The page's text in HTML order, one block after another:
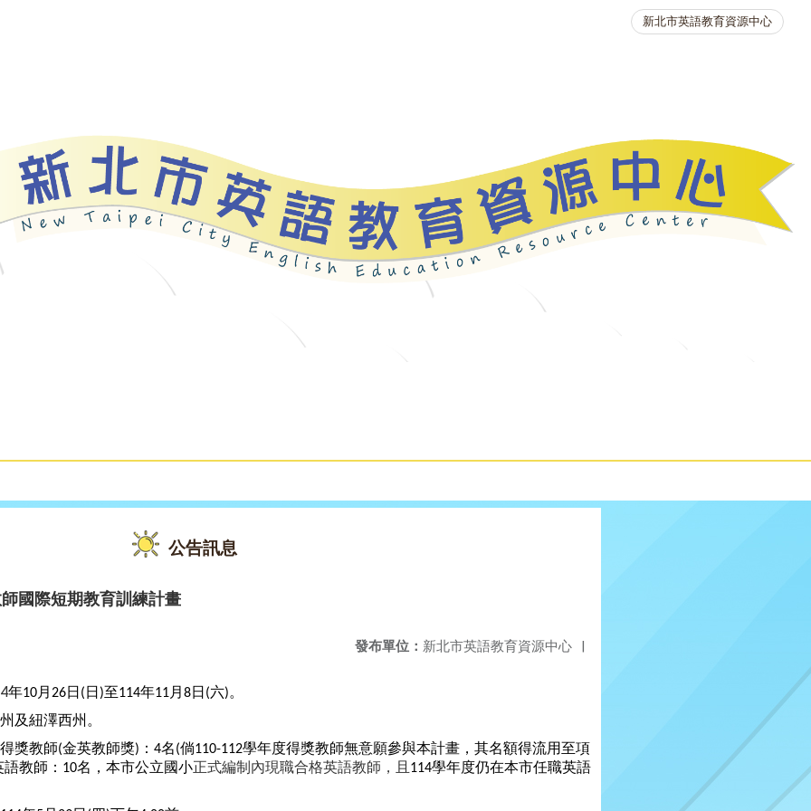
新北市英語教育資源中心
公告訊息
國際短期教育訓練計畫
發布單位： 新北市英語教育資源中心 |
年10月26日(日)至114年11月8日(六)。
及紐澤西州。
獎教師(金英教師獎) ： 4名(倘110-112學年度得獎教師無意願參與本計畫，其名額得流用至項
教師： 10名，本市公立國小正式編制內現職合格英語教師，且 114學年度仍在本市任職英語